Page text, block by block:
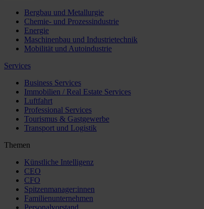
Bergbau und Metallurgie
Chemie- und Prozessindustrie
Energie
Maschinenbau und Industrietechnik
Mobilität und Autoindustrie
Services
Business Services
Immobilien / Real Estate Services
Luftfahrt
Professional Services
Tourismus & Gastgewerbe
Transport und Logistik
Themen
Künstliche Intelligenz
CEO
CFO
Spitzenmanager:innen
Familienunternehmen
Personalvorstand